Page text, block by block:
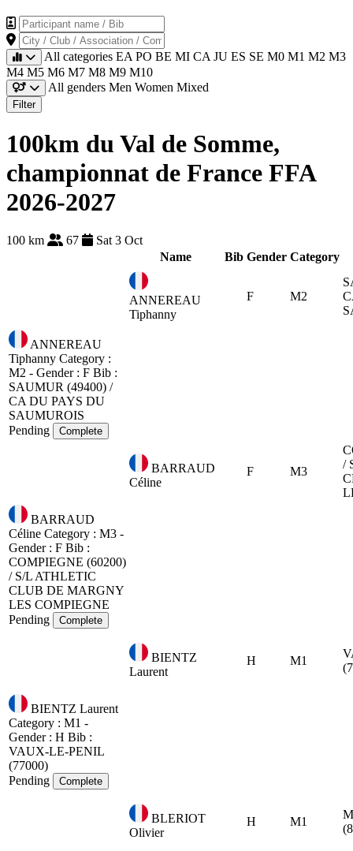
Participant name / Bib
City / Club / Association / Company
All categories EA PO BE MI CA JU ES SE M0 M1 M2 M3
M4 M5 M6 M7 M8 M9 M10
All genders Men Women Mixed
Filter
100km du Val de Somme,
championnat de France FFA
2026-2027
100 km 67
Sat 3 Oct
Name
Bib Gender Category
ANNEREAU
Tiphanny
F M2
ANNEREAU
Tiphanny Category :
M2 - Gender : F Bib :
SAUMUR (49400) /
CA DU PAYS DU
SAUMUROIS
Pending
Complete
BARRAUD
Céline
F M3
/
BARRAUD
Céline Category : M3 -
Gender : F Bib :
COMPIEGNE (60200)
/ S/L ATHLETIC
CLUB DE MARGNY
LES COMPIEGNE
Pending
Complete
BIENTZ
Laurent
H M1
BIENTZ Laurent
Category : M1 -
Gender : H Bib :
VAUX-LE-PENIL
(77000)
Pending
Complete
BLERIOT
Olivier
H M1